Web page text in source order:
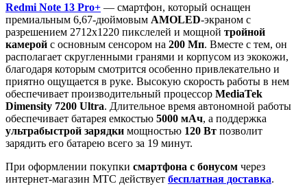
Redmi Note 13 Pro+ — смартфон, который оснащен
премиальным 6,67-дюймовым AMOLED-экраном с
разрешением 2712х1220 пикслелей и мощной тройной
камерой с основным сенсором на 200 Мп. Вместе с тем, он
располагает скругленными гранями и корпусом из экокожи,
благодаря которым смотрится особенно привлекательно и
приятно ощущается в руке. Высокую скорость работы в нем
обеспечивает производительный процессор MediaTek
Dimensity 7200 Ultra. Длительное время автономной работы
обеспечивает батарея емкостью 5000 мАч, а поддержка
ультрабыстрой зарядки мощностью 120 Вт позволит
зарядить его батарею всего за 19 минут.
При оформлении покупки смартфона с бонусом через
интернет-магазин МТС действует бесплатная доставка.